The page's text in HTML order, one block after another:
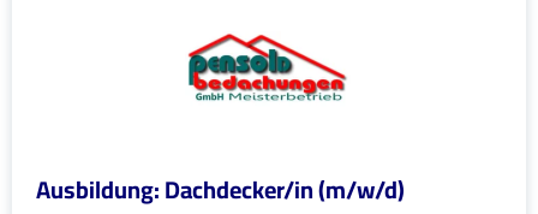
Ausbildung: Dachdecker/in (m/w/d)